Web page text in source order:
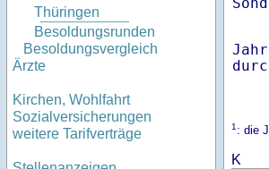
Thüringen
Besoldungsrunden
Besoldungsvergleich
Ärzte
Kirchen, Wohlfahrt
Sozialversicherungen
weitere Tarifverträge
1: die
K